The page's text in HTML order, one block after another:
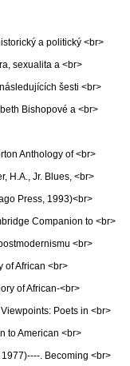
a politický <br>
sexualita a <br>
šesti <br>
Bishopové a <br>
Anthology of <br>
H.A., Jr. Blues, <br>
Press, 1993)<br>
Companion to <br>
<br>
of African <br>
of African-<br>
Poets in <br>
to American <br>
. Becoming <br>